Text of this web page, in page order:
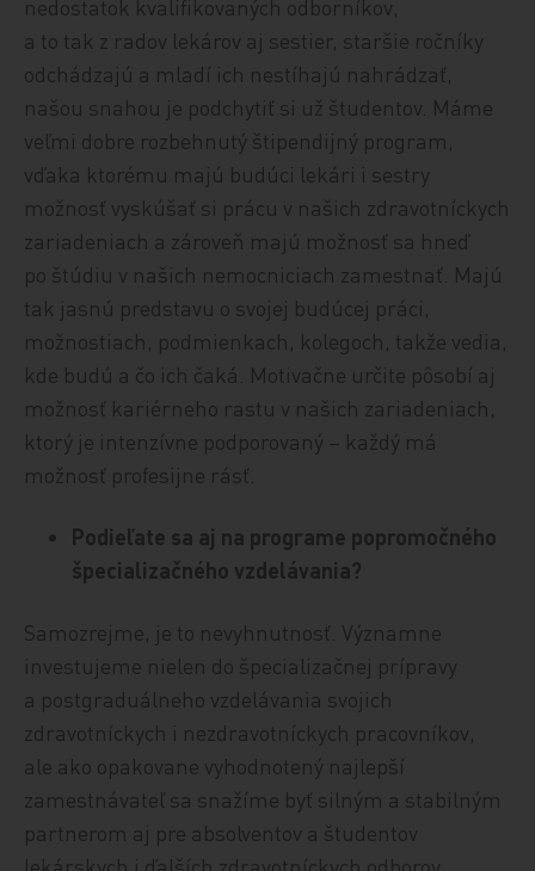
nedostatok kvalifikovaných odborníkov,
a to tak z radov lekárov aj sestier, staršie ročníky
odchádzajú a mladí ich nestíhajú nahrádzať,
našou snahou je podchytiť si už študentov. Máme
veľmi dobre rozbehnutý štipendijný program,
vďaka ktorému majú budúci lekári i sestry
možnosť vyskúšať si prácu v našich zdravotníckych
zariadeniach a zároveň majú možnosť sa hneď
po štúdiu v našich nemocniciach zamestnať. Majú
tak jasnú predstavu o svojej budúcej práci,
možnostiach, podmienkach, kolegoch, takže vedia,
kde budú a čo ich čaká. Motivačne určite pôsobí aj
možnosť kariérneho rastu v našich zariadeniach,
ktorý je intenzívne podporovaný – každý má
možnosť profesijne rásť.
Podieľate sa aj na programe popromočného
špecializačného vzdelávania?
Samozrejme, je to nevyhnutnosť. Významne
investujeme nielen do špecializačnej prípravy
a postgraduálneho vzdelávania svojich
zdravotníckych i nezdravotníckych pracovníkov,
ale ako opakovane vyhodnotený najlepší
zamestnávateľ sa snažíme byť silným a stabilným
partnerom aj pre absolventov a študentov
lekárskych i ďalších zdravotníckych odborov.